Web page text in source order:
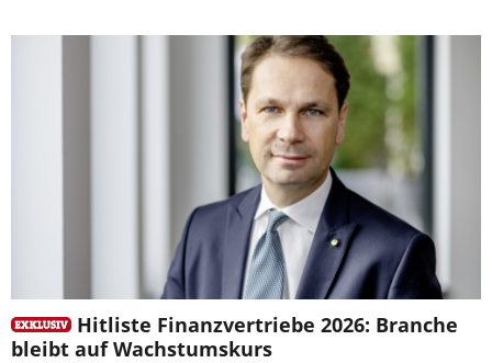
Hitliste Finanzvertriebe 2026: Branche
bleibt auf Wachstumskurs